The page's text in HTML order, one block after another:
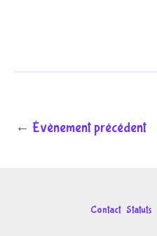
← Évènement précédent
Contact Statuts